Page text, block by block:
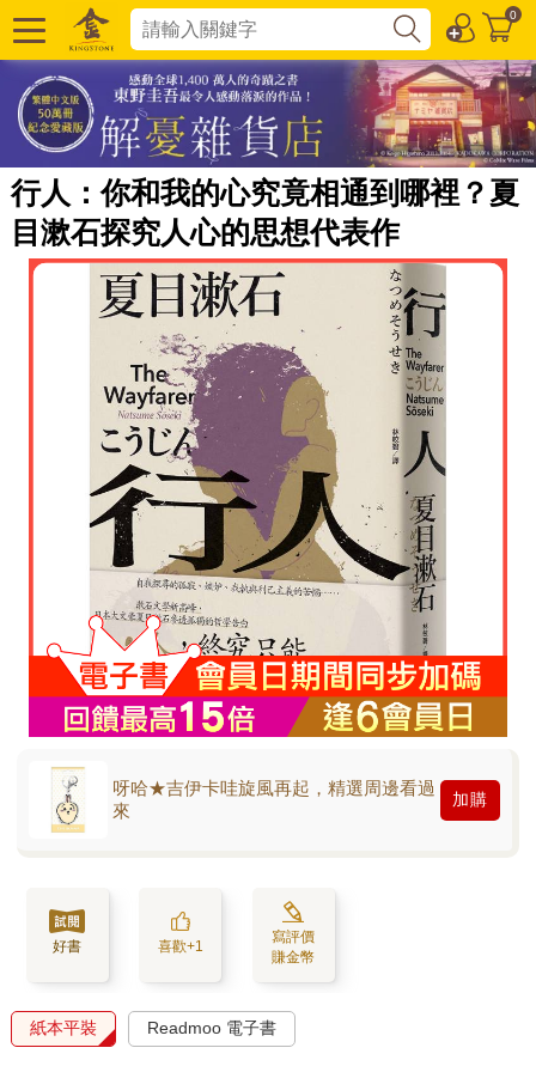
0
行人：你和我的心究竟相通到哪裡？夏
目漱石探究人心的思想代表作
呀哈★吉伊卡哇旋風再起，精選周邊看過
來
加購
好書 喜歡+1
寫評價
賺金幣
紙本平裝 Readmoo 電子書